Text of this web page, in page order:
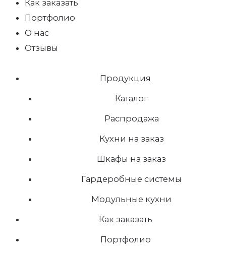
Как заказать
Портфолио
О нас
Отзывы
Продукция
Каталог
Распродажа
Кухни на заказ
Шкафы на заказ
Гардеробные системы
Модульные кухни
Как заказать
Портфолио